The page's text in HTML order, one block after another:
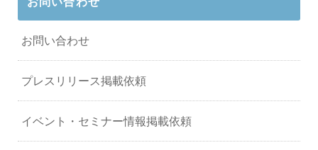
お問い合わせ
プレスリリース掲載依頼
イベント・セミナー情報掲載依頼